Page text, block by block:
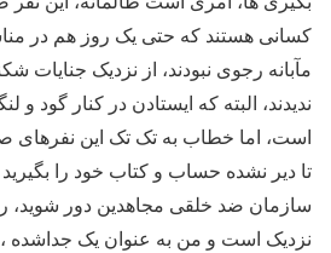
کسانی هستند که حتی یک روز هم در
مآبانه رجوی نبودند، از نزدیک جنایات
ندیدند، البته که ایستادن در کنار گود
است، اما خطاب به تک تک این نفرهای
تا دیر نشده حساب و کتاب خود را
سازمان ضد خلقی مجاهدین دور شوید،
نزدیک است و من به عنوان یک جداشده